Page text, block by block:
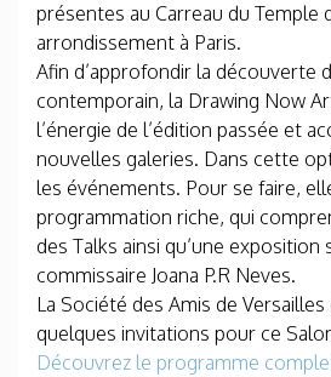
présentes au Carreau du Temple
arrondissement à Paris.
Afin d’approfondir la découverte
contemporain, la Drawing Now
l’énergie de l’édition passée et
nouvelles galeries. Dans cette
les événements. Pour se faire,
programmation riche, qui
des Talks ainsi qu’une exposition
commissaire Joana P.R Neves.
La Société des Amis de
quelques invitations pour ce
Découvrez le programme